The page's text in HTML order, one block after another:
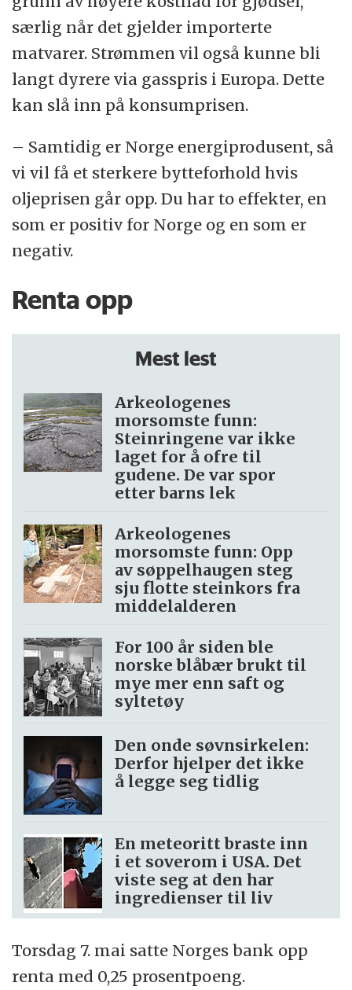
særlig når det gjelder importerte
matvarer. Strømmen vil også kunne bli
langt dyrere via gasspris i Europa. Dette
kan slå inn på konsumprisen.
– Samtidig er Norge energiprodusent, så
vi vil få et sterkere bytteforhold hvis
oljeprisen går opp. Du har to effekter, en
som er positiv for Norge og en som er
negativ.
Renta opp
Mest lest
Arkeologenes
morsomste funn:
Steinringene var ikke
laget for å ofre til
gudene. De var spor
etter barns lek
Arkeologenes
morsomste funn: Opp
av søppel­haugen steg
sju flotte steinkors fra
middelalderen
For 100 år siden ble
norske blåbær brukt til
mye mer enn saft og
syltetøy
Den onde søvnsirkelen:
Derfor hjelper det ikke
å legge seg tidlig
En meteoritt braste inn
i et soverom i USA. Det
viste seg at den har
ingredienser til liv
Torsdag 7. mai satte Norges bank opp
renta med 0,25 prosentpoeng.